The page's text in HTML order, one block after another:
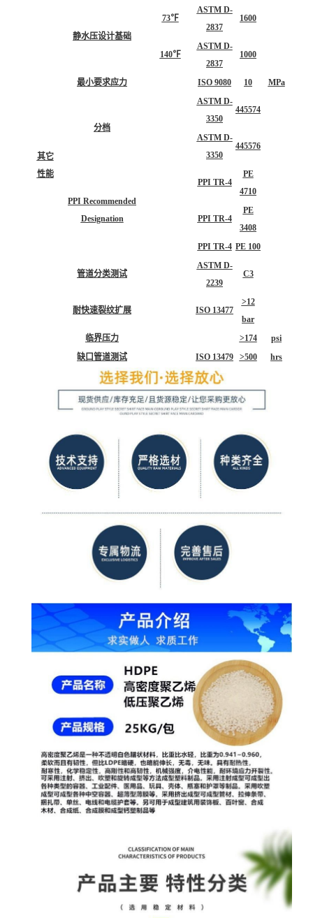
其它
性能
静水压设计基础
73℉
ASTM D-
2837
1600
140℉
ASTM D-
2837
1000
最小要求应力 ISO 9080 10 MPa
分档
ASTM D-
3350
445574
ASTM D-
3350
445576
PPI Recommended
Designation
PPI TR-4
PE
4710
PPI TR-4
PE
3408
PPI TR-4 PE 100
管道分类测试
ASTM D-
2239
C3
耐快速裂纹扩展 ISO 13477
>12
bar
临界压力
>174
psi
缺口管道测试
ISO 13479 >500 hrs